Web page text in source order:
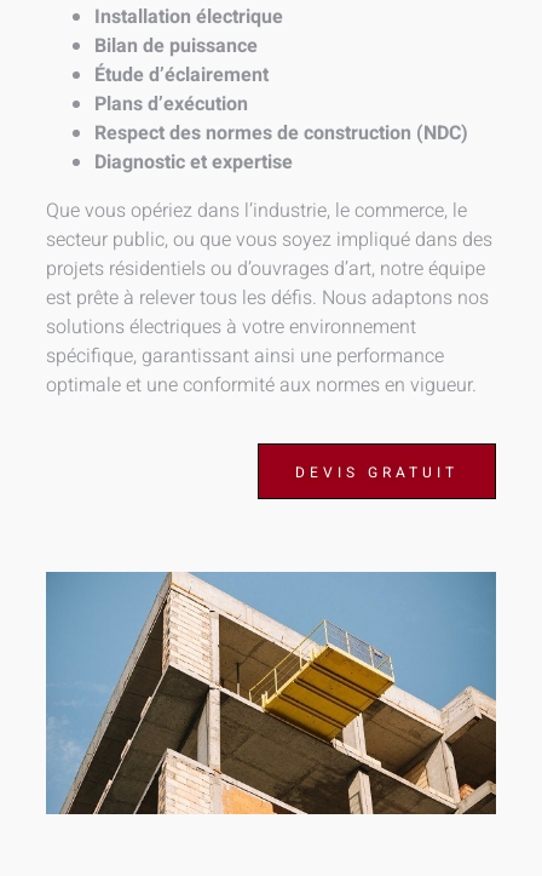
Installation électrique
Bilan de puissance
Étude d’éclairement
Plans d’exécution
Respect des normes de construction (NDC)
Diagnostic et expertise
Que vous opériez dans l’industrie, le commerce, le
secteur public, ou que vous soyez impliqué dans des
projets résidentiels ou d’ouvrages d’art, notre équipe
est prête à relever tous les défis. Nous adaptons nos
solutions électriques à votre environnement
spécifique, garantissant ainsi une performance
optimale et une conformité aux normes en vigueur.
DEVIS GRATUIT